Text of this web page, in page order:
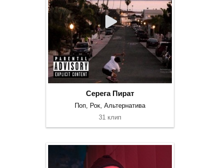
Серега Пират
Поп, Рок, Альтернатива
31 клип